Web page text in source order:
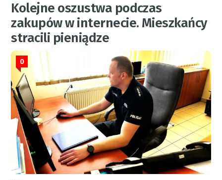
Kolejne oszustwa podczas
zakupów w internecie. Mieszkańcy
stracili pieniądze
0